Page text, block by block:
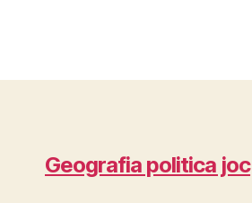
Geografia politica joc